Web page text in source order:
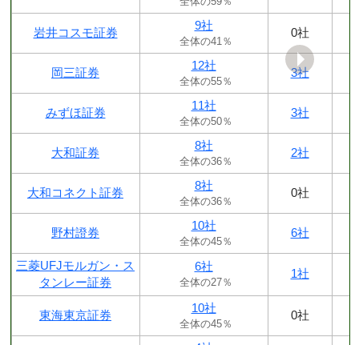
岩井コスモ証券
9社
全体の41％
0社
岡三証券
12社
全体の55％
3社
みずほ証券
11社
全体の50％
3社
大和証券
8社
全体の36％
2社
大和コネクト証券
8社
全体の36％
0社
野村證券
10社
全体の45％
6社
三菱UFJモルガン・ス
タンレー証券
6社
全体の27％
1社
東海東京証券
10社
全体の45％
0社